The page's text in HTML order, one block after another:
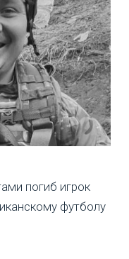
погиб игрок
футболу